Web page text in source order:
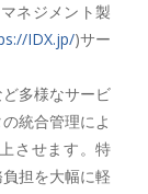
ネジメント製
IDX.jp/)サー
多様なサービ
統合管理によ
させます。特
担を大幅に軽